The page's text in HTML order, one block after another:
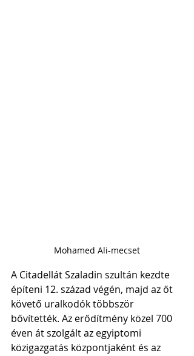
Mohamed Ali-mecset
A Citadellát Szaladin szultán kezdte
építeni 12. század végén, majd az őt
követő uralkodók többször
bővítették. Az erődítmény közel 700
éven át szolgált az egyiptomi
közigazgatás központjaként és az